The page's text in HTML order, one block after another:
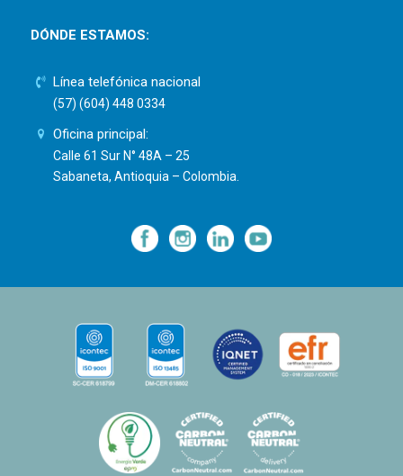
DÓNDE ESTAMOS:
Línea telefónica nacional
(57) (604) 448 0334
Oficina principal:
Calle 61 Sur N° 48A – 25
Sabaneta, Antioquia – Colombia.
— — —